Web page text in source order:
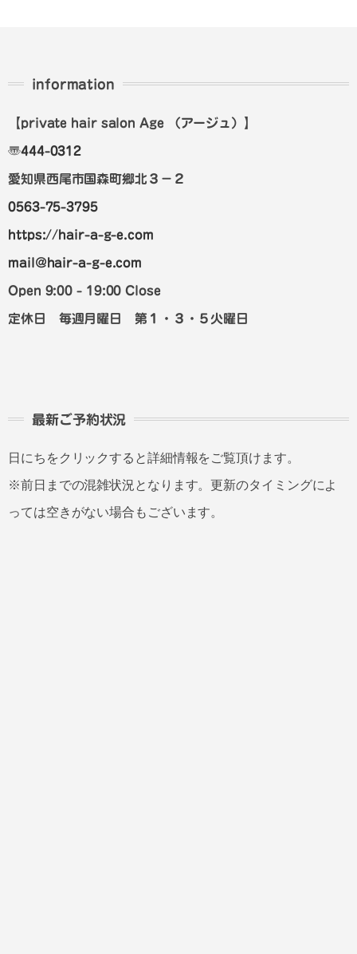
information
【private hair salon Age （アージュ） 】
〠444-0312
愛知県西尾市国森町郷北３－２
0563-75-3795
https://hair-a-g-e.com
mail@hair-a-g-e.com
Open 9:00 - 19:00 Close
定休日 毎週月曜日 第１・３・５火曜日
最新ご予約状況
日にちをクリックすると詳細情報をご覧頂けます。
※前日までの混雑状況となります。更新のタイミングによ
っては空きがない場合もございます。